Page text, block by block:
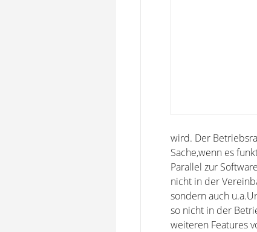
wird. Der
Sache,wenn es
Parallel zur
nicht in der
sondern auch
so nicht in der
weiteren Features